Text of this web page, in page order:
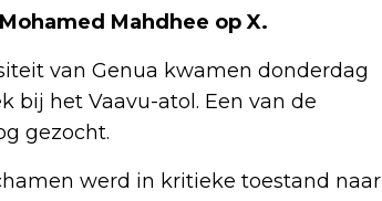
Mahdhee op X.
van Genua kwamen donderdag
bij het Vaavu-atol. Een van de
gezocht.
werd in kritieke toestand naar